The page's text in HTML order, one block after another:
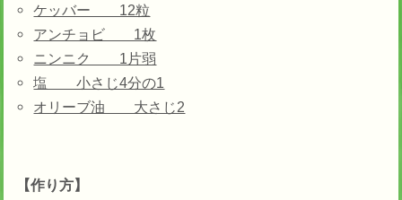
ケッバー 12粒
アンチョビ 1枚
ニンニク 1片弱
塩 小さじ4分の1
オリーブ油 大さじ2
【作り方】